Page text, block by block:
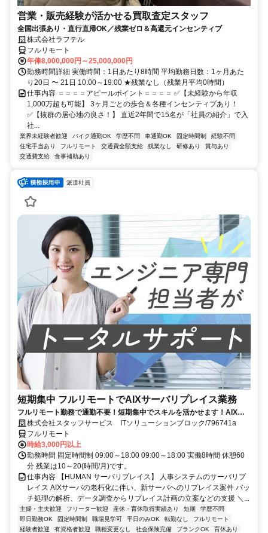
営業・販売経験が活かせる買取査定スタッフ
全国出張あり・直行直帰OK／残業ゼロ＆高還元インセンティブ
株式会社ラフテル
フルリモート
年俸8,000,000円～25,000,000円
勤務時間詳細 実働時間：1日あたり8時間 平均勤務日数：1ヶ月あた
り20日 〜 21日 10:00～19:00 ★残業なし（残業月平均0時間）
仕事内容 ＝＝＝＝アピールポイント＝＝＝＝ ✅【未経験から年収
1,000万超も可能】 3ヶ月ごとの歩合＆各種インセンティブあり！
✅【抜群の居心地の良さ！】 直近2年間で15名が「社員の紹介」で入
社...
業界未経験者歓迎 バイク通勤OK 学歴不問 車通勤OK 固定時間制
経験不問
住宅手当あり
フルリモート 交通費全額支給 残業なし 研修あり
賞与あり
交通費支給
食事補助あり
派遣社員
短期集中 フルリモートでAIXサーバリプレイス業務
フルリモート勤務で通勤不要！短期集中でスキルを活かせます！AIXの
経験を積むチャンス！
株式会社スタッフサービス ITソリューションブロック/796741a
フルリモート
時給3,000円以上
勤務時間 固定時間制 09:00～18:00 09:00～18:00 実働8時間 休憩60
分 残業は10～20(時間/月)です。
仕事内容 【HUMAN サーバリプレイス】 人事システムのサーバリプ
レイス AIXサーバの老朽化に伴い、新サーバへのリプレイス案件 バッ
チ処理の解析、データ調査からリプレイス計画の立案などの支援 ＼...
主婦・主夫歓迎 フリーター歓迎 産休・育休取得実績あり 短期
学歴不問
即日勤務OK
固定時間制 職場見学可 平日のみOK 転勤なし
フルリモート
経験者歓迎
有資格者歓迎 職種変更なし 社会保険完備 ブランクOK
育休あり